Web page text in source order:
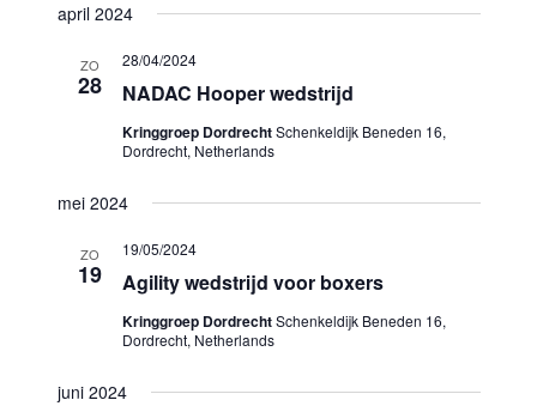
april 2024
ZO
28 NADAC Hooper wedstrijd
28/04/2024
Kringgroep DordrechtSchenkeldijk Beneden 16,
Dordrecht, Netherlands
mei 2024
ZO
19 Agility wedstrijd voor boxers
19/05/2024
Kringgroep DordrechtSchenkeldijk Beneden 16,
Dordrecht, Netherlands
juni 2024